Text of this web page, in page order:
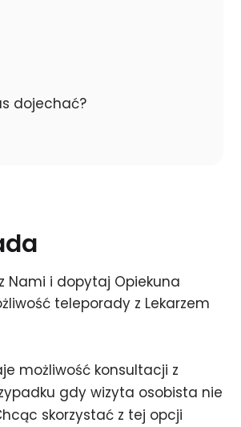
dojechać?
Nami i dopytaj Opiekuna
teleporady z Lekarzem
możliwość konsultacji z
gdy wizyta osobista nie
skorzystać z tej opcji